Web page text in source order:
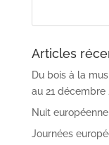
Articles
Du bois à la
au 21 décembre
Nuit
Journées